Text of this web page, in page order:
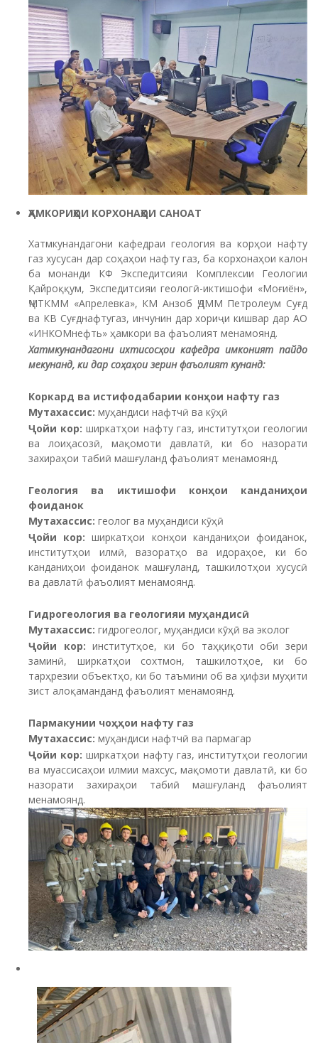
ҲАМКОРИҲОИ КОРХОНАҲОИ САНОАТ
Хатмкунандагони кафедраи геология ва корҳои нафту
газ хусусан дар соҳаҳои нафту газ, ба корхонаҳои калон
ба монанди КФ Экспедитсияи Комплексии Геологии
Қайроққум, Экспедитсияи геологӣ-иктишофи «Моғиён»,
ҶМТКММ «Апрелевка», КМ Анзоб ҶДММ Петролеум Суғд
ва КВ Суғднафтугаз, инчунин дар хориҷи кишвар дар АО
«ИНКОМнефть» ҳамкори ва фаъолият менамоянд.
Хатмкунандагони ихтисосҳои кафедра имконият пайдо
мекунанд, ки дар соҳаҳои зерин фаъолият кунанд:
Коркард ва истифодабарии конҳои нафту газ
Мутахассис: муҳандиси нафтчӣ ва кӯҳӣ
Ҷойи кор: ширкатҳои нафту газ, институтҳои геологии
ва лоиҳасозӣ, мақомоти давлатӣ, ки бо назорати
захираҳои табиӣ машғуланд фаъолият менамоянд.
Геология ва иктишофи конҳои канданиҳои
фоиданок
Мутахассис: геолог ва муҳандиси кӯҳӣ
Ҷойи кор: ширкатҳои конҳои канданиҳои фоиданок,
институтҳои илмӣ, вазоратҳо ва идораҳое, ки бо
канданиҳои фоиданок машғуланд, ташкилотҳои хусусӣ
ва давлатӣ фаъолият менамоянд.
Гидрогеология ва геологияи муҳандисӣ
Мутахассис: гидрогеолог, муҳандиси кӯҳӣ ва эколог
Ҷойи кор: институтҳое, ки бо таҳқиқоти оби зери
заминӣ, ширкатҳои сохтмон, ташкилотҳое, ки бо
тарҳрезии объектҳо, ки бо таъмини об ва ҳифзи муҳити
зист алоқаманданд фаъолият менамоянд.
Пармакунии чоҳҳои нафту газ
Мутахассис: муҳандиси нафтчӣ ва пармагар
Ҷойи кор: ширкатҳои нафту газ, институтҳои геологии
ва муассисаҳои илмии махсус, мақомоти давлатӣ, ки бо
назорати захираҳои табиӣ машғуланд фаъолият
менамоянд.